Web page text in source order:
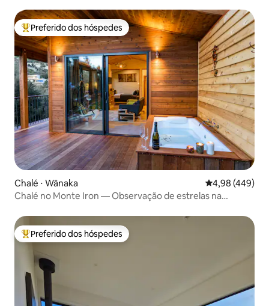
Entre os melhores preferidos dos hóspedes
Preferido dos hóspedes
Chalé ⋅ Wānaka 4,98 de uma
4,98 (449)
Chalé no Monte Iron — Observação de estrelas na
Entre os melhores preferidos dos hóspedes
Preferido dos hóspedes